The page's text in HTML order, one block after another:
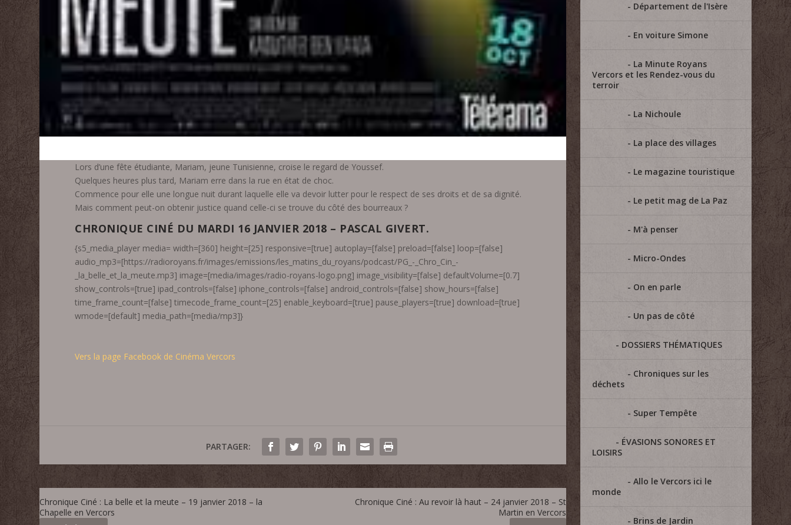
Lors d’une fête étudiante, Mariam, jeune Tunisienne, croise le regard de Youssef.
Quelques heures plus tard, Mariam erre dans la rue en état de choc.
Commence pour elle une longue nuit durant laquelle elle va devoir lutter pour le respect de ses droits et de sa dignité.
Mais comment peut-on obtenir justice quand celle-ci se trouve du côté des bourreaux ?
CHRONIQUE CINÉ DU MARDI 16 JANVIER 2018 – PASCAL GIVERT.
{s5_media_player media= width=[360] height=[25] responsive=[true] autoplay=[false] preload=[false] loop=[false]
audio_mp3=[https://radioroyans.fr/images/emissions/les_matins_du_royans/podcast/PG_-_Chro_Cin_-
_la_belle_et_la_meute.mp3] image=[media/images/radio-royans-logo.png] image_visibility=[false] defaultVolume=[0.7]
show_controls=[true] ipad_controls=[false] iphone_controls=[false] android_controls=[false] show_hours=[false]
time_frame_count=[false] timecode_frame_count=[25] enable_keyboard=[true] pause_players=[true] download=[true]
wmode=[default] media_path=[media/mp3]}
Vers la page Facebook de Cinéma Vercors
PARTAGER:
Chronique Ciné : La belle et la meute – 19 janvier 2018 – la
Chapelle en Vercors
Chronique Ciné : Au revoir là haut – 24 janvier 2018 – St
Martin en Vercors
Département de l'Isère
En voiture Simone
La Minute Royans
Vercors et les Rendez-vous du
terroir
La Nichoule
La place des villages
Le magazine touristique
Le petit mag de La Paz
M'à penser
Micro-Ondes
On en parle
Un pas de côté
DOSSIERS THÉMATIQUES
Chroniques sur les
déchets
Super Tempête
ÉVASIONS SONORES ET
LOISIRS
Allo le Vercors ici le
monde
Brins de Jardin